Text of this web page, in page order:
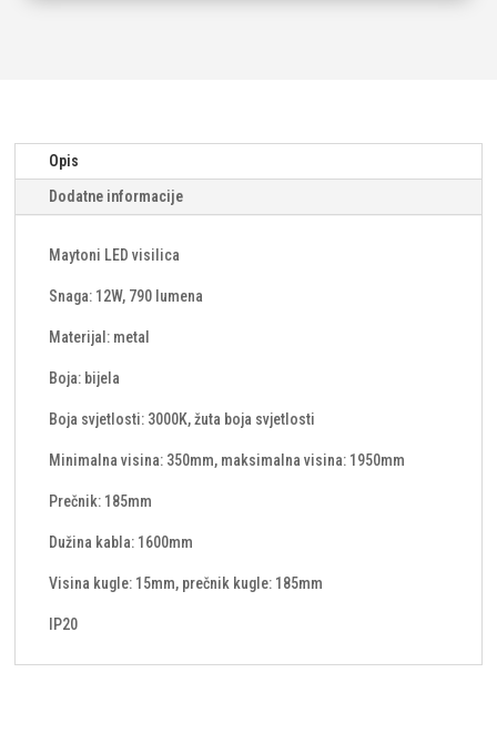
Opis
Dodatne informacije
Maytoni LED visilica
Snaga: 12W, 790 lumena
Materijal: metal
Boja: bijela
Boja svjetlosti: 3000K, žuta boja svjetlosti
Minimalna visina: 350mm, maksimalna visina: 1950mm
Prečnik: 185mm
Dužina kabla: 1600mm
Visina kugle: 15mm, prečnik kugle: 185mm
IP20